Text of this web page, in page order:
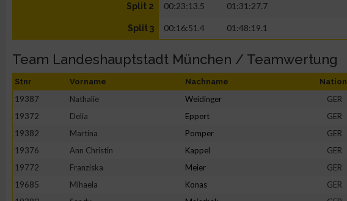
Split 2 00:23:13.5 01:31:27.7
Split 3 00:16:51.4 01:48:19.1
Team Landeshauptstadt München / Teamwertung
Stnr Vorname Nachname Nation
19387 Nathalie Weidinger GER
19372
Delia Eppert GER
19382
Martina Pomper GER
19376
Ann Christin Kappel GER
19772
Franziska Meier GER
19685
Mihaela Konas GER